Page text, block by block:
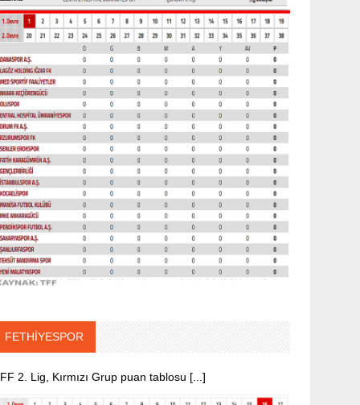
FETHİYESPOR
2. Lig, Kırmızı Grup puan tablosu [...]